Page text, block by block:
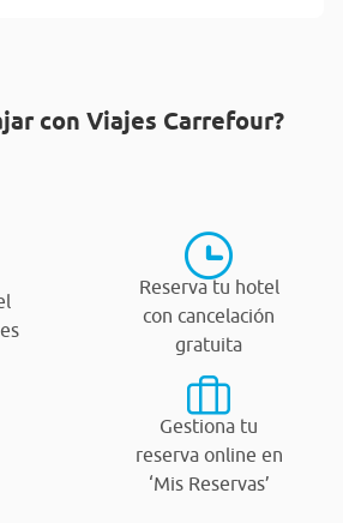
con Viajes Carrefour?
Reserva tu hotel
con cancelación
gratuita
Gestiona tu
reserva online en
‘Mis Reservas’